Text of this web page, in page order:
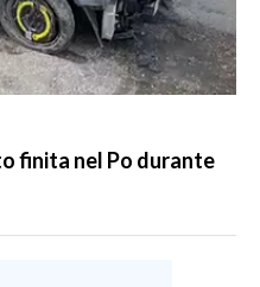
finita nel Po durante